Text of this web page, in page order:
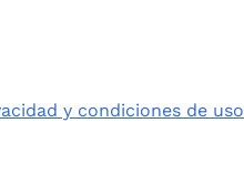
y condiciones de uso